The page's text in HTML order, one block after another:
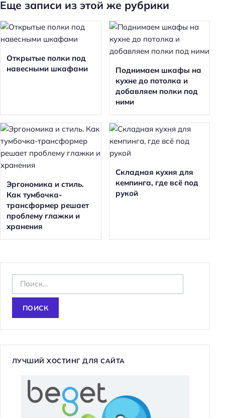
Еще записи из этой же рубрики
Открытые полки под
навесными шкафами
Поднимаем шкафы на
кухне до потолка и
добавляем полки под
ними
Эргономика и стиль.
Как тумбочка-
трансформер решает
проблему глажки и
хранения
Складная кухня для
кемпинга, где всё под
рукой
а
и
ЛУЧШИЙ ХОСТИНГ ДЛЯ САЙТА